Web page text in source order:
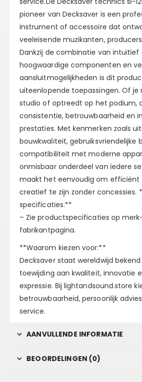
pioneer van Decksaver is een
instrument of accessoire dat
veeleisende muzikanten,
Dankzij de combinatie van intuïtief
hoogwaardige componenten en
aansluitmogelijkheden is dit
uiteenlopende toepassingen. Of je
studio of optreedt op het podium,
consistentie, betrouwbaarheid en
prestaties. Met kenmerken zoals
bouwkwaliteit, gebruiksvriendelijke
compatibiliteit met moderne
onmisbaar onderdeel van iedere
maakt het eenvoudig om efficiënt
creatief te zijn zonder concessies.
specificaties:**
– Zie productspecificaties op
fabrikantpagina.
**Waarom kiezen voor:**
Decksaver staat wereldwijd
toewijding aan kwaliteit, innovatie
expressie. Bij lightandsound.store
betrouwbaarheid, persoonlijk
service.
AANVULLENDE INFORMATIE
BEOORDELINGEN (0)